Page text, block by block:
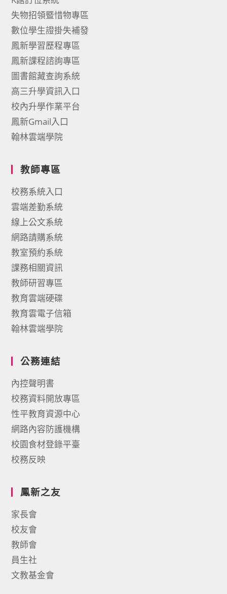
失物招領暨惜物專區
數位學生證掛失補發
鳳新學習歷程專區
鳳新課程諮詢專區
圖書館藏查詢系統
高三升學資訊入口
校內升學作業平台
鳳新Gmail入口
翰林雲端學院
教師專區
校務系統入口
雲端差勤系統
線上公文系統
網路請購系統
教室預約系統
課務相關資訊
教師研習專區
教育雲端硬碟
教育雲電子信箱
翰林雲端學院
公務連結
內控聲明書
校務資料開放專區
性平教育資源中心
網路內容防護機構
校園食材登錄平臺
校務反映
鳳新之友
家長會
校友會
教師會
員生社
文教基金會